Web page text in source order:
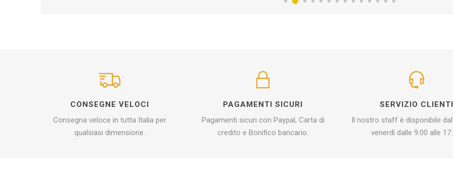
CONSEGNE VELOCI
Consegna veloce in tutta Italia per
qualsiasi dimensione.
PAGAMENTI SICURI
Pagamenti sicuri con Paypal, Carta di
credito e Bonifico bancario.
SERVIZIO CLIENTI
Il nostro staff è disponibile
venerdì dalle 9:00 alle